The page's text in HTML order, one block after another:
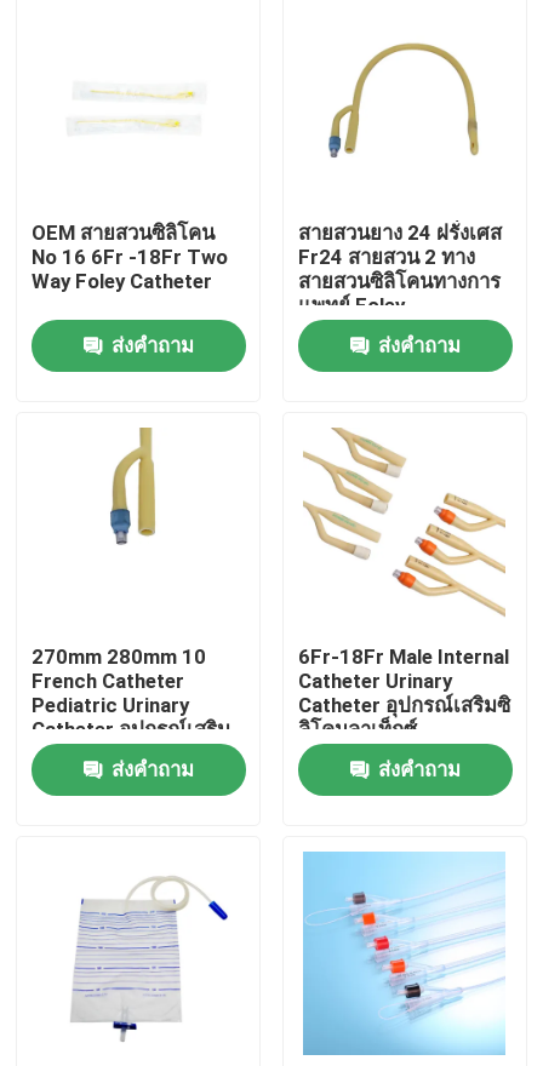
บ้าน
เกี่ยวกับเรา
ควบคุมคุณภาพ
ติดต่อเรา
ยางซิลิโคนทางการแพทย์
จุกยางทางการแพทย์
OEM สายสวนซิลิโคน
No 16 6Fr -18Fr Two
Way Foley Catheter
ส่งคำถาม
สายสวนยาง 24 ฝรั่งเศส
Fr24 สายสวน 2 ทาง
สายสวนซิลิโคนทางการ
แพทย์ Foley
ส่งคำถาม
270mm 280mm 10
French Catheter
Pediatric Urinary
Catheter อุปกรณ์เสริม
Fr10
ส่งคำถาม
6Fr-18Fr Male Internal
Catheter Urinary
Catheter อุปกรณ์เสริมซิ
ลิโคนลาเท็กซ์
ส่งคำถาม